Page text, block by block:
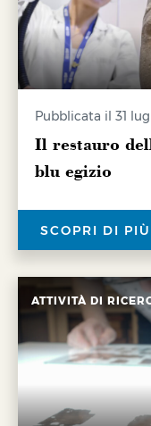
Pubblicata il 31
Il restauro
blu egizio
SCOPRI DI PIÙ
ATTIVITÀ DI